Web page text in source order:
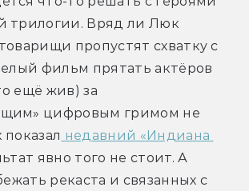
трилогии. Вряд ли Люк
пропустят схватку с
фильм прятать актёров
ещё жив) за
цифровым гримом не
недавний «Индиана
явно того не стоит. А
рекаста и связанных с